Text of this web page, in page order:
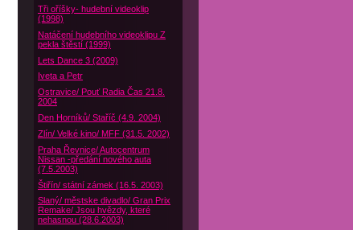
Tři oříšky- hudební videoklip
(1998)
Natáčení hudebního videoklipu Z
pekla štěstí (1999)
Lets Dance 3 (2009)
Iveta a Petr
Ostravice/ Pouť Radia Čas 21.8.
2004
Den Horníků/ Staříč (4.9. 2004)
Zlín/ Velké kino/ MFF (31.5. 2002)
Praha Řevnice/ Autocentrum
Nissan -předání nového auta
(7.5.2003)
Štiřín/ státní zámek (16.5. 2003)
Slaný/ městske divadlo/ Gran Prix
Remake/ Jsou hvězdy, které
nehasnou (28.6.2003)